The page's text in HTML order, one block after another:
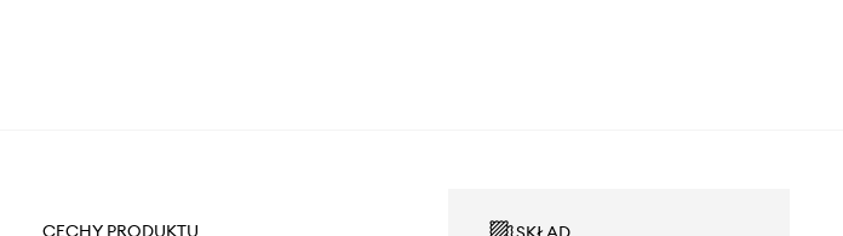
CECHY PRODUKTU